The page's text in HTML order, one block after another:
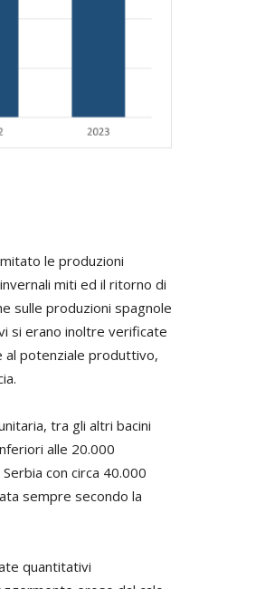
le produzioni
miti ed il ritorno di
sulle produzioni spagnole
si erano inoltre verificate
al potenziale produttivo,
tra gli altri bacini
alle 20.000
con circa 40.000
sempre secondo la
quantitativi